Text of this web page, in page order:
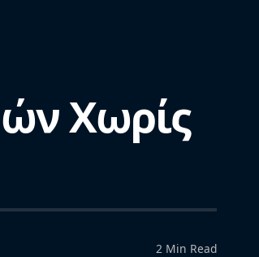
Χωρίς
2 Min Read